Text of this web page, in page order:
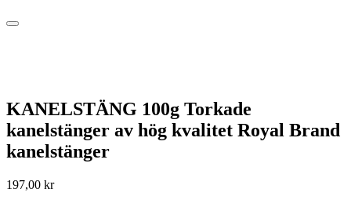
KANELSTÄNG 100g Torkade
kanelstänger av hög kvalitet Royal Brand
kanelstänger
197,00 kr